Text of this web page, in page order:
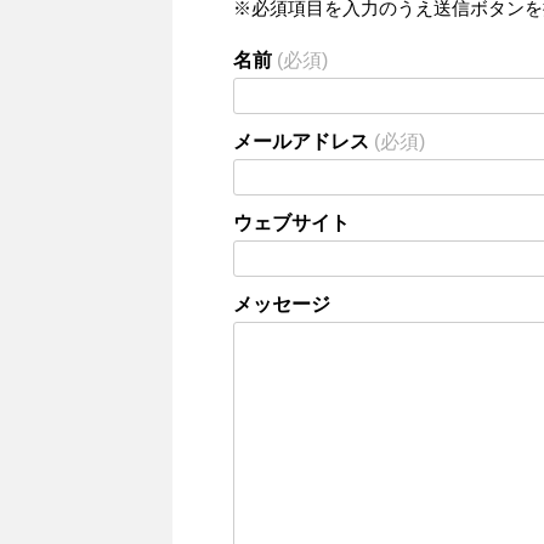
※必須項目を入力のうえ送信ボタンを
名前 (必須)
メールアドレス (必須)
ウェブサイト
メッセージ